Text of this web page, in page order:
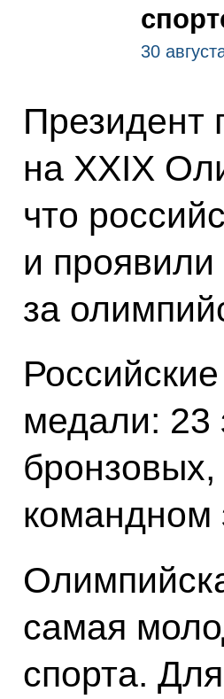
30
Президент
на XXIX
что
и
за
медали: 23
командном
самая
спорта.